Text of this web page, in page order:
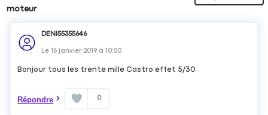
moteur
DENI55355646
Le16 janvier 2019 à10:50
Bonjour tous les trente mille Castro effet 5/30
Répondre 0